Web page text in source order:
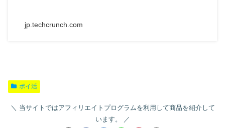
jp.techcrunch.com
ポイ活
当サイトではアフィリエイトプログラムを利用して商品を紹介して
います。